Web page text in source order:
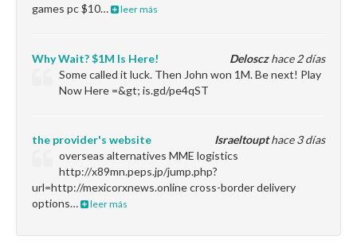
games pc $10…
leer más
Delosczhace 2 días
Why Wait? $1M Is Here!
Some called it luck. Then John won 1M. Be next! Play
Now Here =&gt; is.gd/pe4qST
Israeltoupthace 3 días
the provider's website
overseas alternatives MME logistics
http://x89mn.peps.jp/jump.php?
url=http://mexicorxnews.online cross-border delivery
options…
leer más